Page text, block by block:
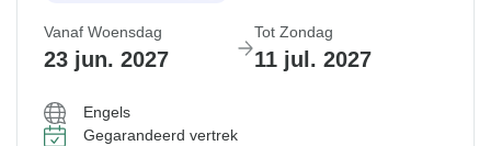
Vanaf Woensdag
23 jun. 2027
Tot Zondag
11 jul. 2027
Engels
Gegarandeerd vertrek